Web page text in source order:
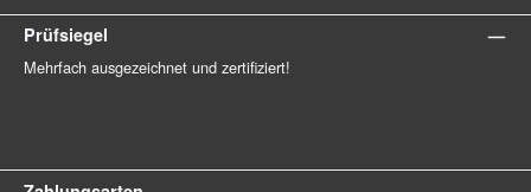
Prüfsiegel
Mehrfach ausgezeichnet und zertifiziert!